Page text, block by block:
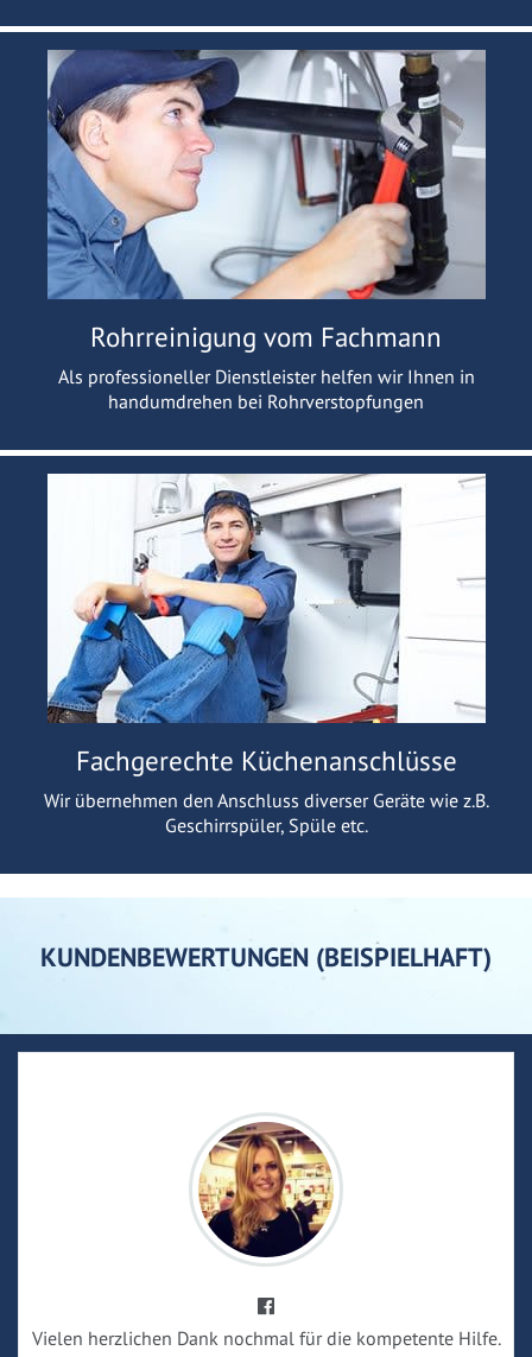
Rohrreinigung vom Fachmann
Als professioneller Dienstleister helfen wir Ihnen in
handumdrehen bei Rohrverstopfungen
Fachgerechte Küchenanschlüsse
Wir übernehmen den Anschluss diverser Geräte wie z.B.
Geschirrspüler, Spüle etc.
KUNDENBEWERTUNGEN (BEISPIELHAFT)
Vielen herzlichen Dank nochmal für die kompetente Hilfe.